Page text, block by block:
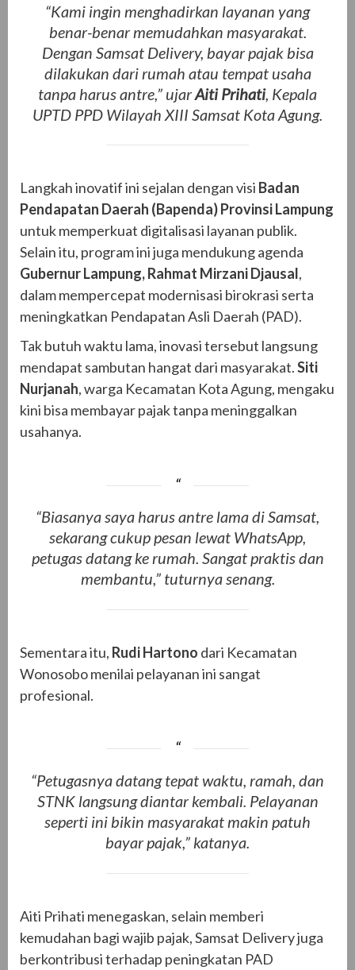
“Kami ingin menghadirkan layanan yang
benar-benar memudahkan masyarakat.
Dengan Samsat Delivery, bayar pajak bisa
dilakukan dari rumah atau tempat usaha
tanpa harus antre,” ujarAiti Prihati, Kepala
UPTD PPD Wilayah XIII Samsat Kota Agung.
Langkah inovatif ini sejalan dengan visi Badan
Pendapatan Daerah (Bapenda) Provinsi Lampung
untuk memperkuat digitalisasi layanan publik.
Selain itu, program ini juga mendukung agenda
Gubernur Lampung, Rahmat Mirzani Djausal,
dalam mempercepat modernisasi birokrasi serta
meningkatkan Pendapatan Asli Daerah (PAD).
Tak butuh waktu lama, inovasi tersebut langsung
mendapat sambutan hangat dari masyarakat.Siti
Nurjanah, warga Kecamatan Kota Agung, mengaku
kini bisa membayar pajak tanpa meninggalkan
usahanya.
“Biasanya saya harus antre lama di Samsat,
sekarang cukup pesan lewat WhatsApp,
petugas datang ke rumah. Sangat praktis dan
membantu,” tuturnya senang.
Sementara itu, Rudi Hartono dari Kecamatan
Wonosobo menilai pelayanan ini sangat
profesional.
“Petugasnya datang tepat waktu, ramah, dan
STNK langsung diantar kembali. Pelayanan
seperti ini bikin masyarakat makin patuh
bayar pajak,” katanya.
Aiti Prihati menegaskan, selain memberi
kemudahan bagi wajib pajak, Samsat Delivery juga
berkontribusi terhadap peningkatan PAD